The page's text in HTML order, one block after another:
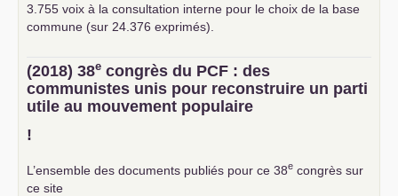
3.755 voix à la consultation interne pour le choix de la base
commune (sur 24.376 exprimés).
(2018) 38e congrès du PCF : des
communistes unis pour reconstruire un parti
utile au mouvement populaire
!
L’ensemble des documents publiés pour ce 38e congrès sur
ce site